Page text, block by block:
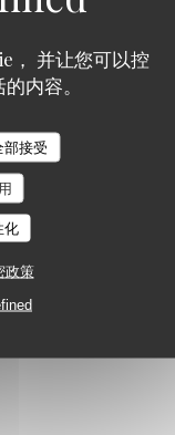
， 并让您可以控
内容。
部接受
化
政策
comme à
deuxième fois,
les frites
peut arriver!!!on
y retournera